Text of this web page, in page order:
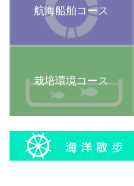
航海船舶コース
栽培環境コース